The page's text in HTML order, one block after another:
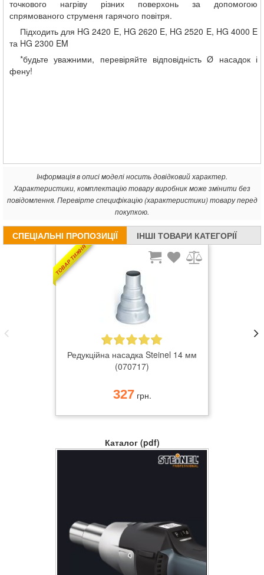
точкового нагріву різних поверхонь за допомогою
спрямованого струменя гарячого повітря.
Підходить для HG 2420 E, HG 2620 E, HG 2520 E, HG 4000 E
та HG 2300 EM
*будьте уважними, перевіряйте відповідність Ø насадок і
фену!
Інформація в описі моделі носить довідковий характер.
Характеристики, комплектацію товару виробник може змінити без
повідомлення. Перевірте специфікацію (характеристики) товару перед
покупкою.
СПЕЦІАЛЬНІ ПРОПОЗИЦІЇ ІНШІ ТОВАРИ КАТЕГОРІЇ
ТОВАР ТИЖНЯ
Редукційна насадка Steinel 14 мм
(070717)
327грн.
Каталог (pdf)